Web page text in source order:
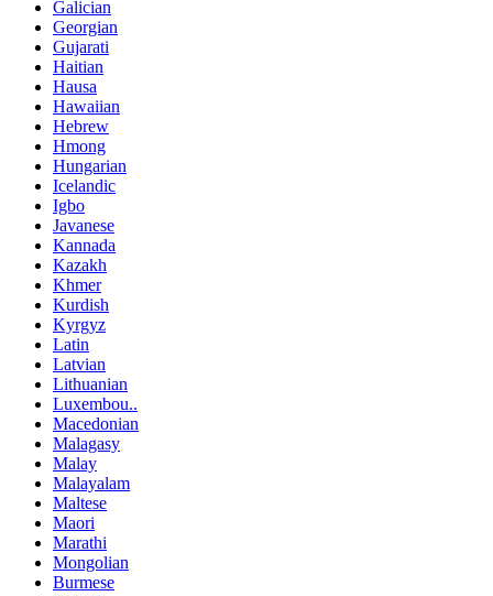
Galician
Georgian
Gujarati
Haitian
Hausa
Hawaiian
Hebrew
Hmong
Hungarian
Icelandic
Igbo
Javanese
Kannada
Kazakh
Khmer
Kurdish
Kyrgyz
Latin
Latvian
Lithuanian
Luxembou..
Macedonian
Malagasy
Malay
Malayalam
Maltese
Maori
Marathi
Mongolian
Burmese